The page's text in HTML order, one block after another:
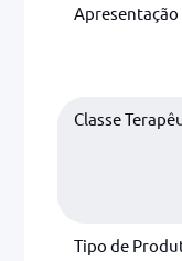
Apresentação
Classe
Tipo de